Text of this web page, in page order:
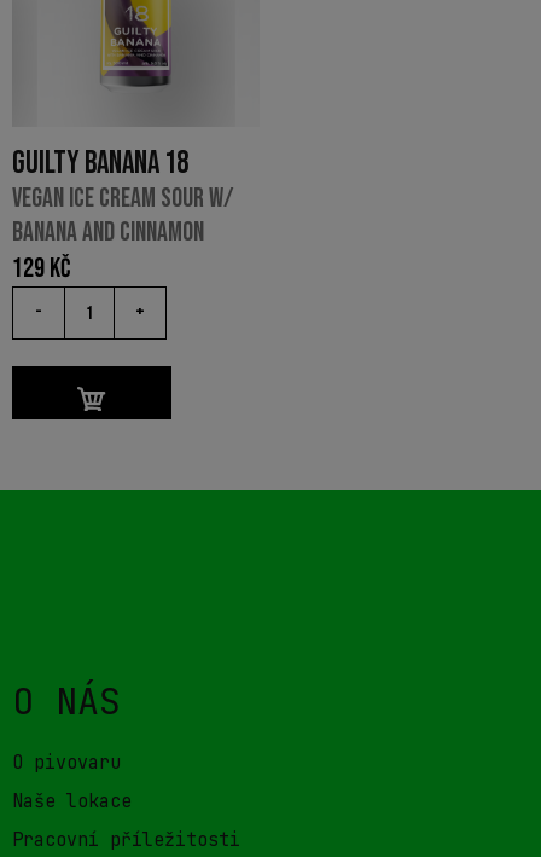
GUILTY BANANA 18
VEGAN ICE CREAM SOUR W/
BANANA AND CINNAMON
129Kč
- +
O NÁS
O pivovaru
Naše lokace
Pracovní příležitosti